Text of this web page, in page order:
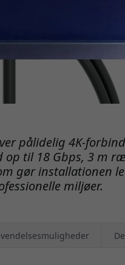
pålidelig 4K-
op til 18 Gbps, 3 m
gør installationen
miljøer.